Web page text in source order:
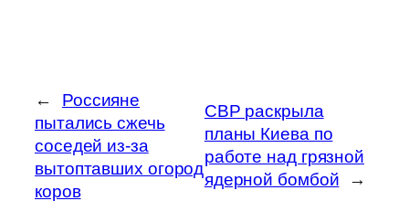
←
Россияне
пытались сжечь
соседей из-за
вытоптавших огород
коров
СВР раскрыла
планы Киева по
работе над грязной
ядерной бомбой
→